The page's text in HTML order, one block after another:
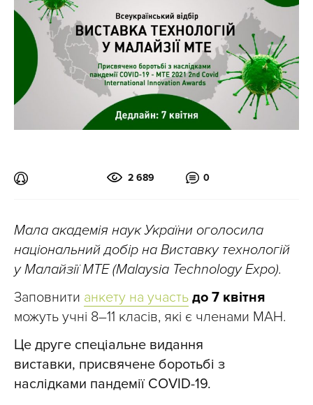
2 689 0
Мала академія наук України оголосила
національний добір на Виставку технологій
у Малайзії МТЕ (Malaysia Technology Expo).
Заповнити анкету на участь до 7 квітня
можуть учні 8–11 класів, які є членами МАН.
Це друге спеціальне видання
виставки, присвячене боротьбі з
наслідками пандемії COVID-19.